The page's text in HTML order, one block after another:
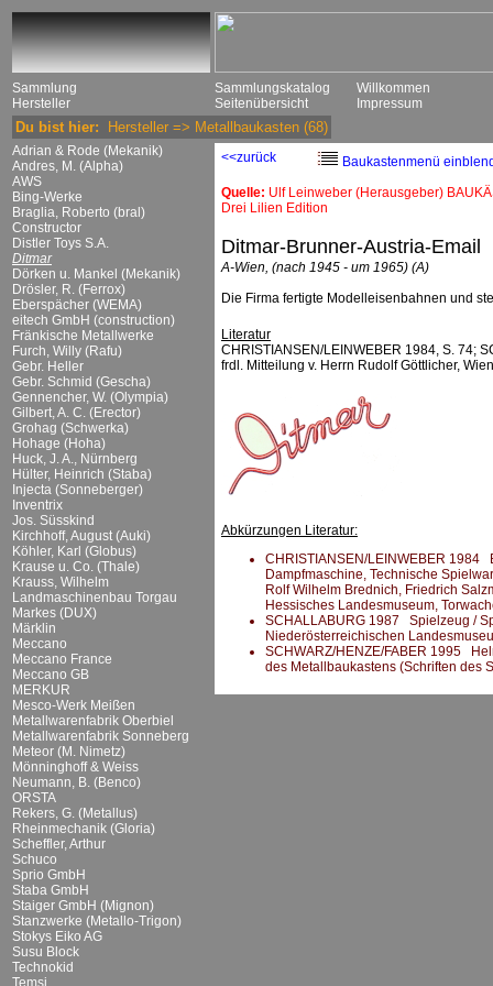
Sammlung
Hersteller
Sammlungskatalog
Seitenübersicht
Willkommen
Impressum
Du bist hier: Hersteller => Metallbaukasten (68)
Adrian & Rode (Mekanik)
Andres, M. (Alpha)
AWS
Bing-Werke
Braglia, Roberto (bral)
Constructor
Distler Toys S.A.
Ditmar
Dörken u. Mankel (Mekanik)
Drösler, R. (Ferrox)
Eberspächer (WEMA)
eitech GmbH (construction)
Fränkische Metallwerke
Furch, Willy (Rafu)
Gebr. Heller
Gebr. Schmid (Gescha)
Gennencher, W. (Olympia)
Gilbert, A. C. (Erector)
Grohag (Schwerka)
Hohage (Hoha)
Huck, J. A., Nürnberg
Hülter, Heinrich (Staba)
Injecta (Sonneberger)
Inventrix
Jos. Süsskind
Kirchhoff, August (Auki)
Köhler, Karl (Globus)
Krause u. Co. (Thale)
Krauss, Wilhelm
Landmaschinenbau Torgau
Markes (DUX)
Märklin
Meccano
Meccano France
Meccano GB
MERKUR
Mesco-Werk Meißen
Metallwarenfabrik Oberbiel
Metallwarenfabrik Sonneberg
Meteor (M. Nimetz)
Mönninghoff & Weiss
Neumann, B. (Benco)
ORSTA
Rekers, G. (Metallus)
Rheinmechanik (Gloria)
Scheffler, Arthur
Schuco
Sprio GmbH
Staba GmbH
Staiger GmbH (Mignon)
Stanzwerke (Metallo-Trigon)
Stokys Eiko AG
Susu Block
Technokid
Temsi
<<zurück
Baukastenmenü
Quelle: Ulf Leinweber (Herausgeber)
Drei Lilien Edition
Ditmar-Brunner-Austria-Email
A-Wien, (nach 1945 - um 1965) (A)
Die Firma fertigte Modelleisenbahnen und
Literatur
CHRISTIANSEN/LEINWEBER 1984, S. 74;
frdl. Mitteilung v. Herrn Rudolf Göttlicher, Wien
Abkürzungen Literatur:
CHRISTIANSEN/LEINWEBER 1984
Dampfmaschine, Technische
Rolf Wilhelm Brednich, Friedrich
Hessisches Landesmuseum,
SCHALLABURG 1987 Spielzeug /
Niederösterreichischen
SCHWARZ/HENZE/FABER 1995
des Metallbaukastens (Schriften des